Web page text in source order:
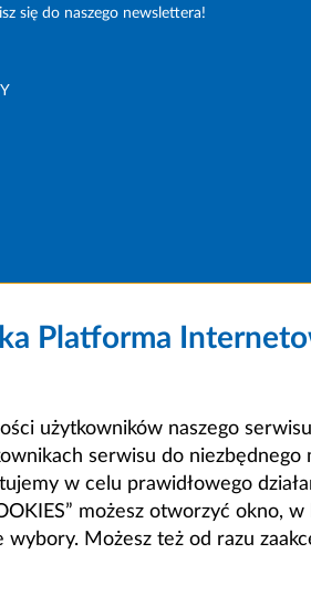
się do naszego newslettera!
Platforma
użytkowników naszego
serwisu do niezbędnego
w celu prawidłowego
możesz otworzyć okno,
Możesz też od razu